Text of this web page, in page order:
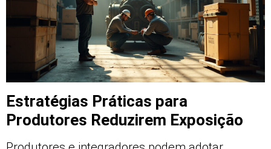
Estratégias Práticas para
Produtores Reduzirem Exposição